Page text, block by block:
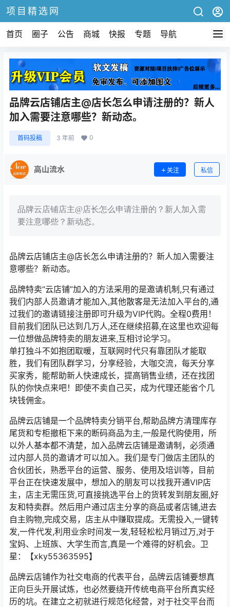
项目精选网
首页 圈子 公告 商城 快报 专题 导航
品牌云店铺店主@店长怎么申请注册的？新人
加入需要注意哪些？新动态。
首码投稿 3 年前 0
高山流水 关注 私信
品牌云店铺店主@店长怎么申请注册的？新人加入需
要注意哪些？新动态。
品牌云店铺店主@店长怎么申请注册的？新人加入需要注
意哪些？新动态。
品牌特卖“云店铺”加入的方法采用的是邀请机制,只有通过
我们内部人员邀请才能加入,其他散客是无法加入平台的,通
过我们的邀请链接注册即可升级为VIP代购。全程0费用！
目前我们团队已达到几万人,还在继续招募,在这里也欢迎每
一位想做品牌特卖的朋友进来,互相讨论学习。
单打独斗不如抱团取暖，互联网时代只有靠团队才能取
胜，我们有团队群学习，分享经验，大咖交流，每天分享
买家秀，能帮助新人快速成长，提高销售业绩，还在找团
队的你快点来吧！即使不卖自己买，成为代理还能省个几
块钱佣金。
品牌云店铺是一个品牌特卖分销平台,帮助品牌方清理库存
尾货和专柜撤柜下来的断码商品为主,一般是代购使用，所
以外人基本都不清楚，加入品牌云店铺是邀请制，必须通
过内部人员的邀请才可以加入。我们是专门做店主团队的
合伙团长，熟悉平台的运营、服务、使用及培训等，目前
平台正在快速发展中，想加入的朋友可以找我开通VIP店
主，店主无需压货,可直接挑选平台上的货转发到朋友圈,好
友和特卖群。然后用户通过店主分享的商品或者店铺,进去
自主购物,完成交易，店主从中赚取提成。无需投入,一键转
发,一件代发,利用业余时间发一发,轻轻松松月销过万,对于
宝妈、上班族、大学生而言,真是一个难得的好机会。卫
星：【xky55363595】
品牌云店铺作为社交电商的代表平台，品牌云店铺要想真
正向巨头开展试炼，也必然要绕开传统电商平台所真实经
历的坑。在建立之初就进行规范化经营，对于社交平台而